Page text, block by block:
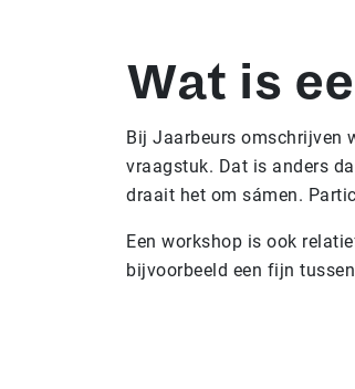
Wat is
Bij Jaarbeurs omschrijven
vraagstuk. Dat is anders
draait het om sámen.
Een workshop is ook
bijvoorbeeld een fijn